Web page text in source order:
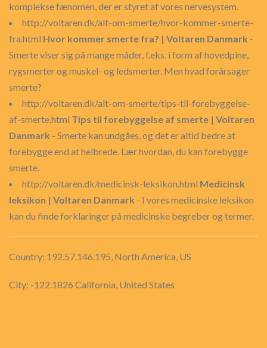
komplekse fænomen, der er styret af vores nervesystem.
http://voltaren.dk/alt-om-smerte/hvor-kommer-smerte-
fra.html Hvor kommer smerte fra? | Voltaren Danmark -
Smerte viser sig på mange måder, f.eks. i form af hovedpine,
rygsmerter og muskel- og ledsmerter. Men hvad forårsager
smerte?
http://voltaren.dk/alt-om-smerte/tips-til-forebyggelse-
af-smerte.html Tips til forebyggelse af smerte | Voltaren
Danmark - Smerte kan undgåes, og det er altid bedre at
forebygge end at helbrede. Lær hvordan, du kan forebygge
smerte.
http://voltaren.dk/medicinsk-leksikon.html Medicinsk
leksikon | Voltaren Danmark - I vores medicinske leksikon
kan du finde forklaringer på medicinske begreber og termer.
Country: 192.57.146.195, North America, US
City: -122.1826 California, United States